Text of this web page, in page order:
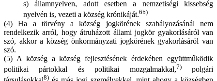
s) államnyelven, adott esetben a nemzetiségi kissebség
nyelvén is, vezeti a község krónikáját.6b)
(4) Ha a törvény a község jogkörének szabályozásánál nem
rendelkezik arról, hogy átruházott állami jogkör gyakorlásáról van
szó, akkor a község önkormányzati jogkörének gyakorlásáról van
szó.
(5) A község a község fejlesztésének érdekében együttműködik
politikai pártokkal és politikai mozgalmakkal,7)polgári
8)